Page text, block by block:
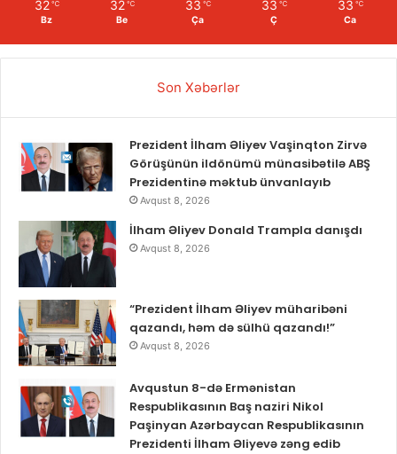
32 ℃
Bz
32 ℃
Be
33 ℃
Ça
33 ℃
Ç
33 ℃
Ca
Son Xəbərlər
Prezident İlham Əliyev Vaşinqton Zirvə
Görüşünün ildönümü münasibətilə ABŞ
Prezidentinə məktub ünvanlayıb
Avqust 8, 2026
İlham Əliyev Donald Trampla danışdı
Avqust 8, 2026
“Prezident İlham Əliyev müharibəni
qazandı, həm də sülhü qazandı!”
Avqust 8, 2026
Avqustun 8-də Ermənistan
Respublikasının Baş naziri Nikol
Paşinyan Azərbaycan Respublikasının
Prezidenti İlham Əliyevə zəng edib